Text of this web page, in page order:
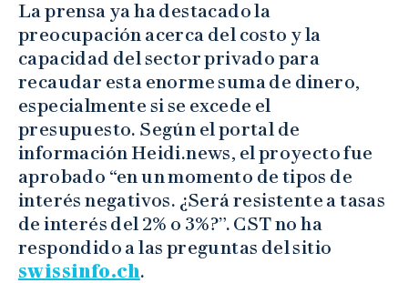
La prensa ya ha destacado la
preocupación acerca del costo y la
capacidad del sector privado para
recaudar esta enorme suma de dinero,
especialmente si se excede el
presupuesto. Según el portal de
información Heidi.news, el proyecto fue
aprobado “en un momento de tipos de
interés negativos. ¿Será resistente a tasas
de interés del 2% o 3%?”. CST no ha
respondido a las preguntas del sitio
swissinfo.ch.